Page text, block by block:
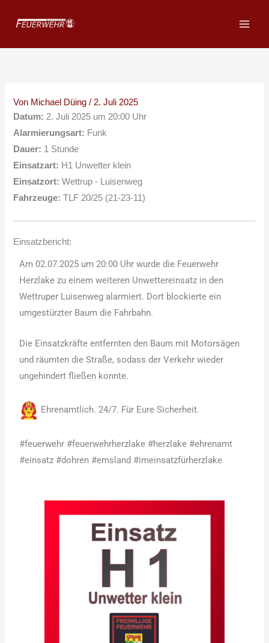
Inhalt
Von Michael Düing/2. Juli 2025
Datum: 2. Juli 2025 um 20:00 Uhr
Alarmierungsart: Funk
Dauer: 1 Stunde
Einsatzart: H1 Unwetter klein
Einsatzort: Wettrup - Luisenweg
Fahrzeuge: TLF 20/25 (21-23-11)
Einsatzbericht:
Am 02.07.2025 um 20:00 Uhr wurde die Feuerwehr
Herzlake zu einem weiteren Unwettereinsatz in den
Wettruper Luisenweg alarmiert. Dort blockierte ein
umgestürzter Baum die Fahrbahn.
Die Einsatzkräfte entfernten den Baum mit Motorsägen
und räumten die Straße, sodass der Verkehr wieder
ungehindert fließen konnte.
Ehrenamtlich. 24/7. Für Eure Sicherheit.
#feuerwehr #feuerwehrherzlake #herzlake #ehrenamt
#einsatz #dohren #emsland #imeinsatzfürherzlake